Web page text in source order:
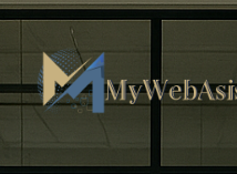
Skip
content